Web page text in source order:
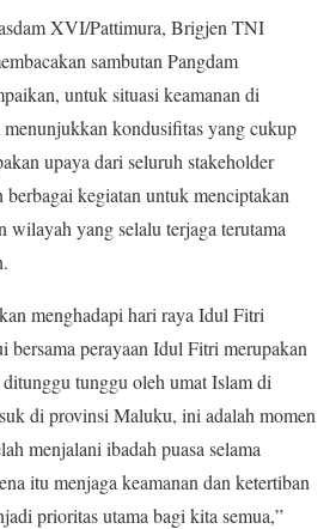
XVI/Pattimura, Brigjen TNI
sambutan Pangdam
untuk situasi keamanan di
kondusifitas yang cukup
upaya dari seluruh stakeholder
kegiatan untuk menciptakan
wilayah yang selalu terjaga terutama
menghadapi hari raya Idul Fitri
bersama perayaan Idul Fitri merupakan
tunggu oleh umat Islam di
di provinsi Maluku, ini adalah momen
menjalani ibadah puasa selama
itu menjaga keamanan dan ketertiban
prioritas utama bagi kita semua,”